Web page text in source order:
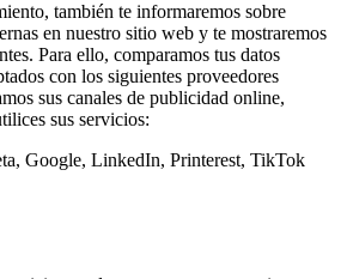
también te informaremos sobre
en nuestro sitio web y te mostraremos
Para ello, comparamos tus datos
con los siguientes proveedores
sus canales de publicidad online,
sus servicios:
Google, LinkedIn, Printerest, TikTok